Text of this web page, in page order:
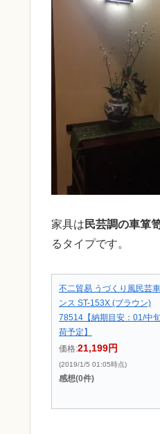
家具は 民芸調の車箪
るタイプです。
不二貿易 うづくり風民芸
ンス ST-153X (ブラウン)
78514【納期目安：01/中
荷予定】
価格:21,199円
(2019/1/5 01:05時点)
感想(0件)